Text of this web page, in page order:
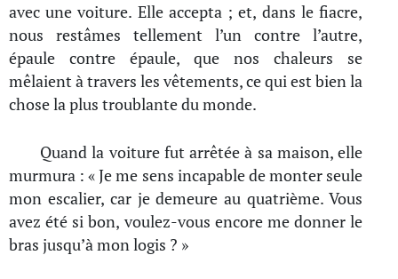
avec une voiture. Elle accepta ; et, dans le fiacre,
nous restâmes tellement l’un contre l’autre,
épaule contre épaule, que nos chaleurs se
mêlaient à travers les vêtements, ce qui est bien la
chose la plus troublante du monde.
Quand la voiture fut arrêtée à sa maison, elle
murmura : « Je me sens incapable de monter seule
mon escalier, car je demeure au quatrième. Vous
avez été si bon, voulez-vous encore me donner le
bras jusqu’à mon logis ? »